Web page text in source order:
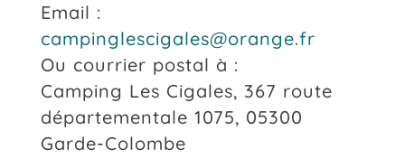
Email :
campinglescigales@orange.fr
Ou courrier postal à :
Camping Les Cigales, 367 route
départementale 1075, 05300
Garde-Colombe